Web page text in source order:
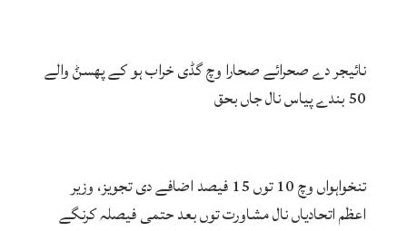
نائیجر دے صحرائے صحارا وچ گڈی خراب ہو کے پھسݨ والے
50 بندے پیاس نال جاں بحق
تنخواہواں وچ 10 توں 15 فیصد اضافے دی تجویز، وزیر
اعظم اتحادیاں نال مشاورت توں بعد حتمی فیصلہ کرنگے